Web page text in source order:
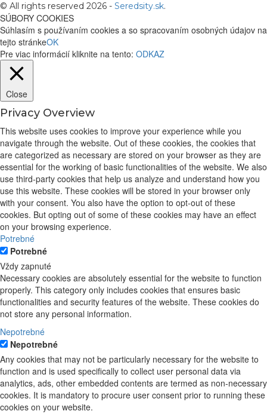
© All rights reserved 2026 - Seredsity.sk.
SÚBORY COOKIES
Súhlasím s používaním cookies a so spracovaním osobných údajov na
tejto stránkeOK
Pre viac informácií kliknite na tento: ODKAZ
Close
Privacy Overview
This website uses cookies to improve your experience while you
navigate through the website. Out of these cookies, the cookies that
are categorized as necessary are stored on your browser as they are
essential for the working of basic functionalities of the website. We also
use third-party cookies that help us analyze and understand how you
use this website. These cookies will be stored in your browser only
with your consent. You also have the option to opt-out of these
cookies. But opting out of some of these cookies may have an effect
on your browsing experience.
Potrebné
Potrebné
Vždy zapnuté
Necessary cookies are absolutely essential for the website to function
properly. This category only includes cookies that ensures basic
functionalities and security features of the website. These cookies do
not store any personal information.
Nepotrebné
Nepotrebné
Any cookies that may not be particularly necessary for the website to
function and is used specifically to collect user personal data via
analytics, ads, other embedded contents are termed as non-necessary
cookies. It is mandatory to procure user consent prior to running these
cookies on your website.